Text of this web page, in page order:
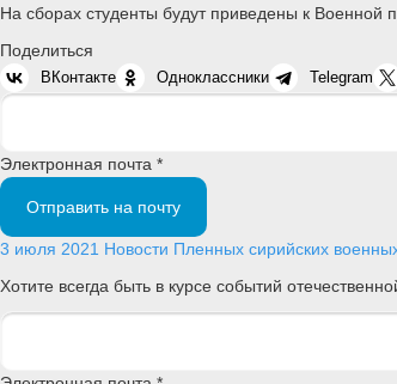
На сборах студенты будут приведены к Военной
Поделиться
ВКонтакте Одноклассники Telegram
Электронная почта *
Отправить на почту
3 июля 2021 Новости Пленных сирийских
Хотите всегда быть в курсе событий